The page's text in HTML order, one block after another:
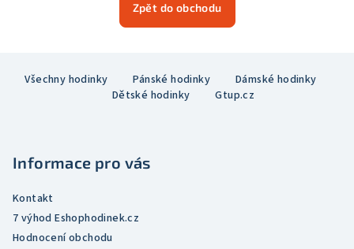
Zpět do obchodu
Všechny hodinky Pánské hodinky
Dámské hodinky
Dětské hodinky
Gtup.cz
Informace pro vás
Kontakt
7 výhod Eshophodinek.cz
Hodnocení obchodu